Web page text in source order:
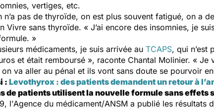
vertiges, etc.
n’a pas de thyroïde, on est plus souvent fatigué, on a
Vivre sans thyroïde. « J’ai encore des insomnies, je
»
médicaments, je suis arrivée au TCAPS, qui n’est
et était remboursé », raconte Chantal Molinier. «
on va aller au pénal et ils vont sans doute se pourvoir
:Levothyrox : des patients demandent un retour à
de patients utilisent la nouvelle formule sans effets
l'Agence du médicament/ANSM a publié les